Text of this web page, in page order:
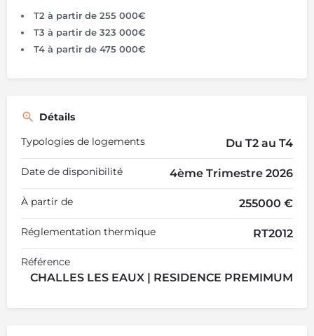
T2 à partir de 255 000€
T3 à partir de 323 000€
T4 à partir de 475 000€
Détails
Typologies de logements
Du T2 au T4
Date de disponibilité 4ème Trimestre 2026
À partir de 255000 €
Réglementation thermique RT2012
Référence
CHALLES LES EAUX | RESIDENCE PREMIMUM